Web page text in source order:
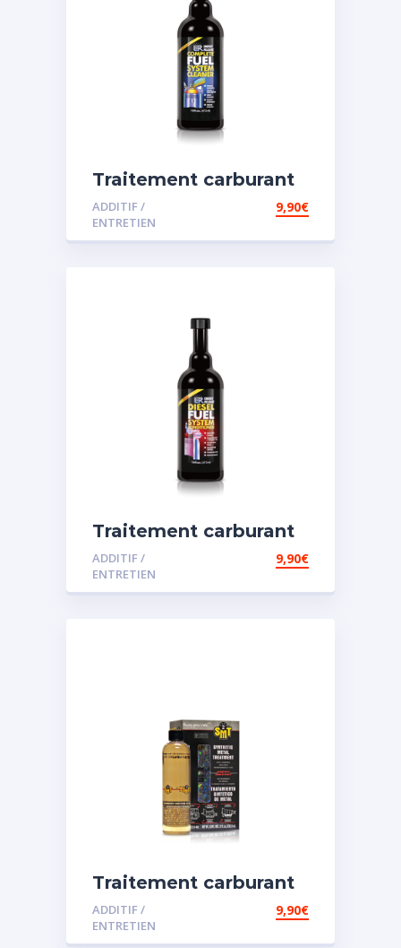
Traitement carburant
diesel et essence
ADDITIF /
ENTRETIEN
9,90€
Traitement carburant
spécial diesel
ADDITIF /
ENTRETIEN
9,90€
Traitement carburant
spécial essence
ADDITIF /
ENTRETIEN
9,90€